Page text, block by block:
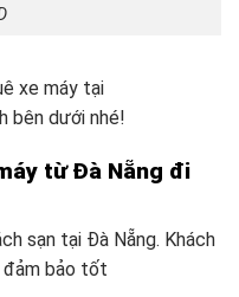
xe máy tại
bên dưới nhé!
từ Đà Nẵng đi
sạn tại Đà Nẵng. Khách
đảm bảo tốt